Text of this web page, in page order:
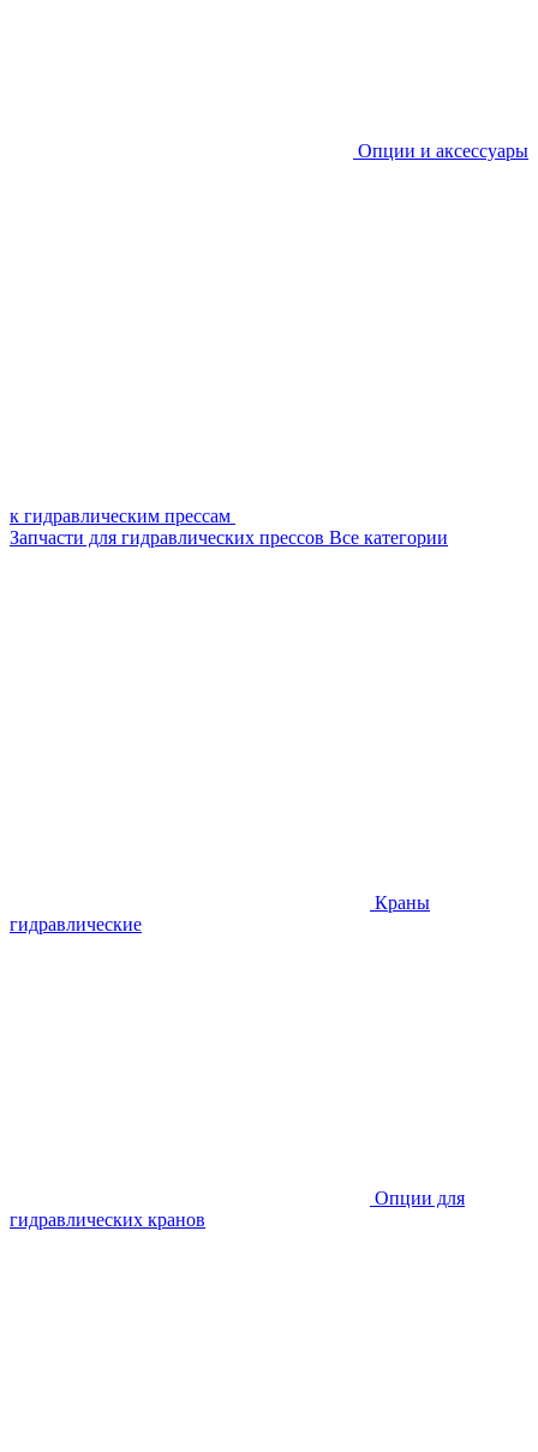
Опции и аксессуары
к гидравлическим прессам
Запчасти для гидравлических прессов Все категории
Краны
гидравлические
Опции для
гидравлических кранов